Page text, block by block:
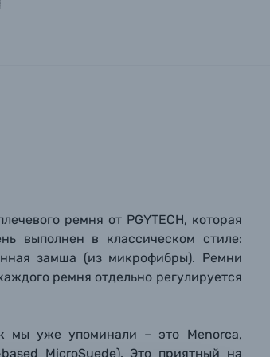
как можно скорее.
как можно скорее.
ремня от PGYTECH, которая
выполнен в классическом стиле:
замша (из микрофибры). Ремни
ремня отдельно регулируется
мы уже упоминали – это Menorca,
MicroSuede). Это приятный на
как можно скорее.